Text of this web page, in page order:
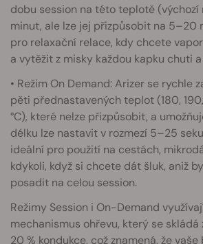
dobu session na této teplotě (výchozí
minut, ale lze jej přizpůsobit na 5–20
pro relaxační relace, kdy chcete
a vytěžit z misky každou kapku chuti
• Režim On Demand: Arizer se rychle
pěti přednastavených teplot (180,
°C), které nelze přizpůsobit, a
délku lze nastavit v rozmezí 5–25
ideální pro použití na cestách,
kdykoli, když si chcete dát šluk, aniž
posadit na celou session.
Režimy Session i On-Demand
mechanismus ohřevu, který se skládá
20 % kondukce, což znamená, že